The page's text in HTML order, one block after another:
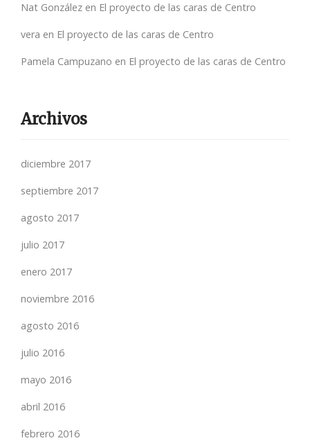
Nat González en El proyecto de las caras de Centro
vera en El proyecto de las caras de Centro
Pamela Campuzano en El proyecto de las caras de Centro
Archivos
diciembre 2017
septiembre 2017
agosto 2017
julio 2017
enero 2017
noviembre 2016
agosto 2016
julio 2016
mayo 2016
abril 2016
febrero 2016